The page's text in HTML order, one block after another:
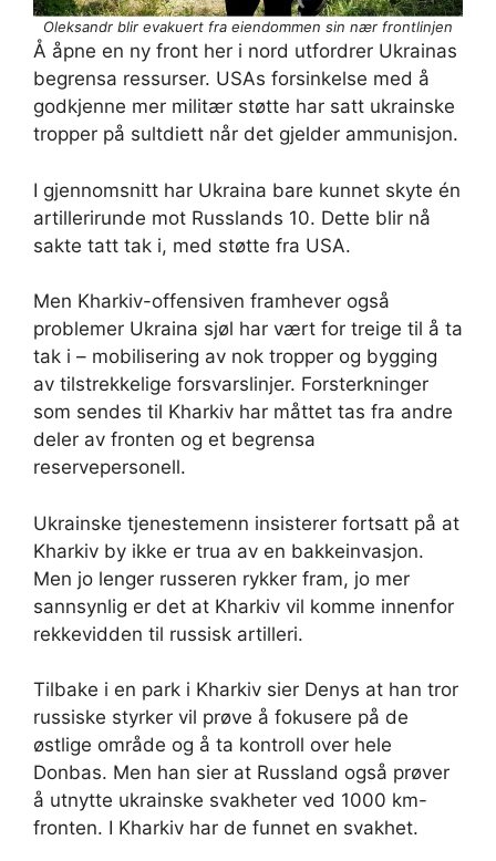
Oleksandr blir evakuert fra eiendommen sin nær frontlinjen
Å åpne en ny front her i nord utfordrer Ukrainas
begrensa ressurser. USAs forsinkelse med å
godkjenne mer militær støtte har satt ukrainske
tropper på sultdiett når det gjelder ammunisjon.
I gjennomsnitt har Ukraina bare kunnet skyte én
artillerirunde mot Russlands 10. Dette blir nå
sakte tatt tak i, med støtte fra USA.
Men Kharkiv-offensiven framhever også
problemer Ukraina sjøl har vært for treige til å ta
tak i – mobilisering av nok tropper og bygging
av tilstrekkelige forsvarslinjer. Forsterkninger
som sendes til Kharkiv har måttet tas fra andre
deler av fronten og et begrensa
reservepersonell.
Ukrainske tjenestemenn insisterer fortsatt på at
Kharkiv by ikke er trua av en bakkeinvasjon.
Men jo lenger russeren rykker fram, jo ​​mer
sannsynlig er det at Kharkiv vil komme innenfor
rekkevidden til russisk artilleri.
Tilbake i en park i Kharkiv sier Denys at han tror
russiske styrker vil prøve å fokusere på de
østlige område og å ta kontroll over hele
Donbas. Men han sier at Russland også prøver
å utnytte ukrainske svakheter ved 1000 km-
fronten. I Kharkiv har de funnet en svakhet.